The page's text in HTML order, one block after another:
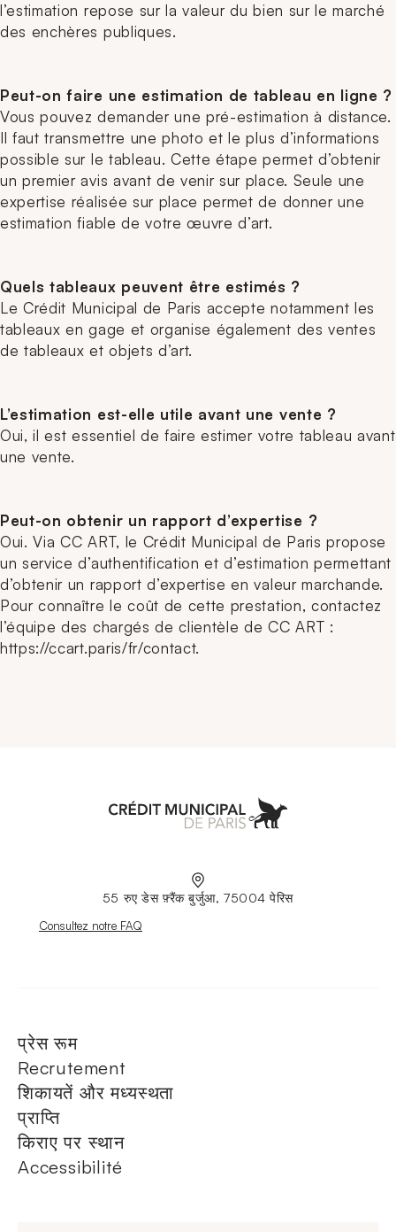
l’estimation repose sur la valeur du bien sur le marché
des enchères publiques.
Peut-on faire une estimation de tableau en ligne ?
Vous pouvez demander une pré-estimation à distance.
Il faut transmettre une photo et le plus d’informations
possible sur le tableau. Cette étape permet d’obtenir
un premier avis avant de venir sur place. Seule une
expertise réalisée sur place permet de donner une
estimation fiable de votre œuvre d’art.
Quels tableaux peuvent être estimés ?
Le Crédit Municipal de Paris accepte notamment les
tableaux en gage et organise également des ventes
de tableaux et objets d’art.
L’estimation est-elle utile avant une vente ?
Oui, il est essentiel de faire estimer votre tableau avant
une vente.
Peut-on obtenir un rapport d’expertise ?
Oui. Via CC ART, le Crédit Municipal de Paris propose
un service d’authentification et d’estimation permettant
d’obtenir un rapport d’expertise en valeur marchande.
Pour connaître le coût de cette prestation, contactez
l’équipe des chargés de clientèle de CC ART :
https://ccart.paris/fr/contact.
55 रुए डेस फ़्रैंक बुर्जुआ, 75004 पेरिस
Nouvelle fenêtre
Consultez notre FAQ
प्रेस रूम
Recrutement
शिकायतें और मध्यस्थता
प्राप्ति
किराए पर स्थान
Accessibilité